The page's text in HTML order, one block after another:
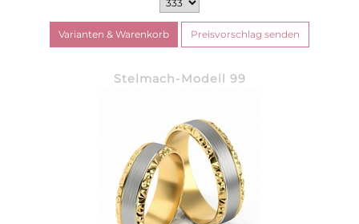
Stelmach-Modell 99